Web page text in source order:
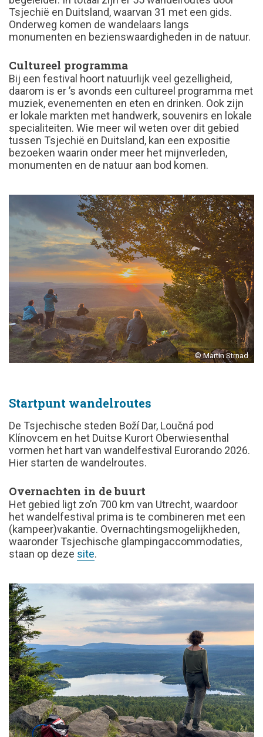
Tsjechië en Duitsland, waarvan 31 met een gids.
Onderweg komen de wandelaars langs
monumenten en bezienswaardigheden in de natuur.
Cultureel programma
Bij een festival hoort natuurlijk veel gezelligheid,
daarom is er ’s avonds een cultureel programma met
muziek, evenementen en eten en drinken. Ook zijn
er lokale markten met handwerk, souvenirs en lokale
specialiteiten. Wie meer wil weten over dit gebied
tussen Tsjechië en Duitsland, kan een expositie
bezoeken waarin onder meer het mijnverleden,
monumenten en de natuur aan bod komen.
© Martin Strnad
Startpunt wandelroutes
De Tsjechische steden Boží Dar, Loučná pod
Klínovcem en het Duitse Kurort Oberwiesenthal
vormen het hart van wandelfestival Eurorando 2026.
Hier starten de wandelroutes.
Overnachten in de buurt
Het gebied ligt zo’n 700 km van Utrecht, waardoor
het wandelfestival prima is te combineren met een
(kampeer)vakantie. Overnachtingsmogelijkheden,
waaronder Tsjechische glampingaccommodaties,
staan op deze site.